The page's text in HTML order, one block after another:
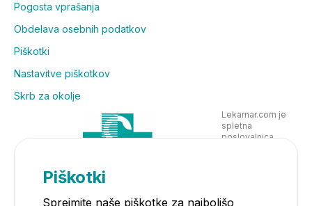
Pogosta vprašanja
Obdelava osebnih podatkov
Piškotki
Nastavitve piškotkov
Skrb za okolje
Lekarnar.com je
spletna
poslovalnica
Piškotki
Sprejmite naše piškotke za najboljšo